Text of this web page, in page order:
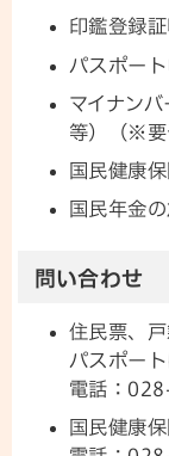
印鑑登録
パスポー
マイナン
等）（※要
国民健康
国民年金
問い合わせ
住民票、
パスポー
電話：
国民健康